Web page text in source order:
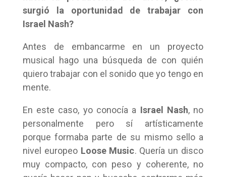
surgió la oportunidad de trabajar con
Israel Nash?
Antes de embancarme en un proyecto
musical hago una búsqueda de con quién
quiero trabajar con el sonido que yo tengo en
mente.
En este caso, yo conocía a Israel Nash, no
personalmente pero sí artísticamente
porque formaba parte de su mismo sello a
nivel europeo Loose Music. Quería un disco
muy compacto, con peso y coherente, no